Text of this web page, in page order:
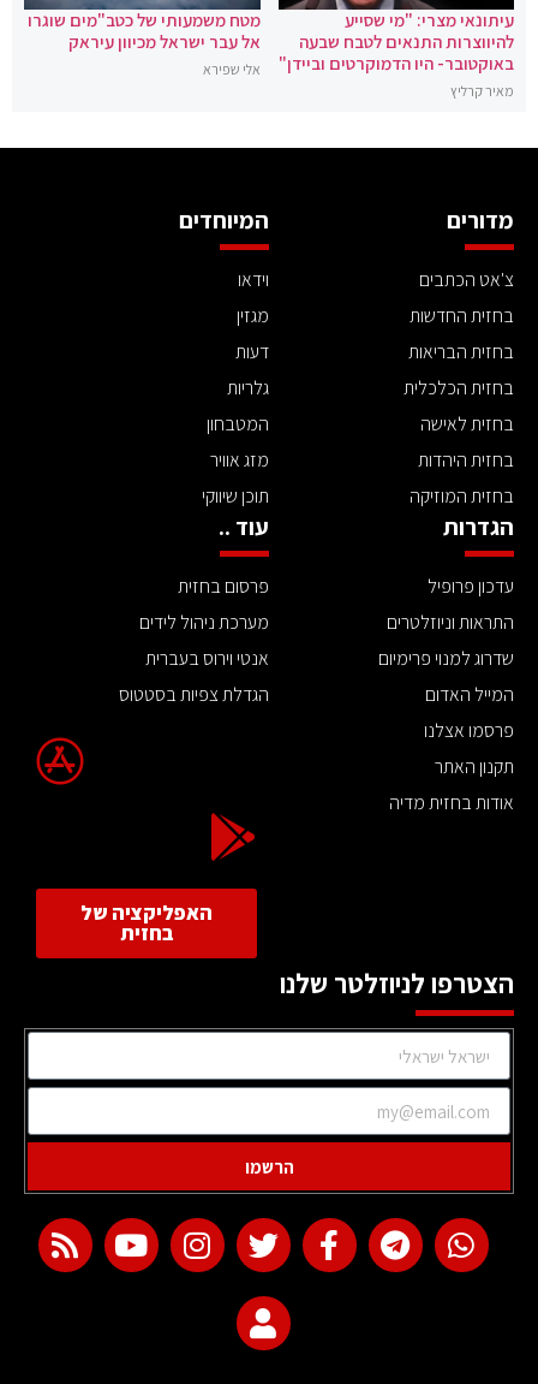
עיתונאי מצרי: "מי שסייע
להיווצרות התנאים לטבח שבעה
באוקטובר- היו הדמוקרטים וביידן"
מאיר קרליץ
מטח משמעותי של כטב"מים שוגרו
אל עבר ישראל מכיוון עיראק
אלי שפירא
מדורים
צ'אט הכתבים
בחזית החדשות
בחזית הבריאות
בחזית הכלכלית
בחזית לאישה
בחזית היהדות
בחזית המוזיקה
המיוחדים
וידאו
מגזין
דעות
גלריות
המטבחון
מזג אוויר
תוכן שיווקי
הגדרות
עדכון פרופיל
התראות וניוזלטרים
שדרוג למנוי פרימיום
המייל האדום
פרסמו אצלנו
תקנון האתר
אודות בחזית מדיה
עוד ..
פרסום בחזית
מערכת ניהול לידים
אנטי וירוס בעברית
הגדלת צפיות בסטטוס
האפליקציה של
בחזית
הצטרפו לניוזלטר שלנו
הרשמו